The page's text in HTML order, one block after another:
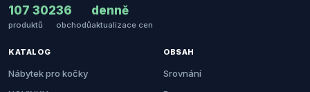
107 302
produktů
36
obchodů
denně
aktualizace cen
KATALOG
Nábytek pro kočky
OBSAH
Srovnání